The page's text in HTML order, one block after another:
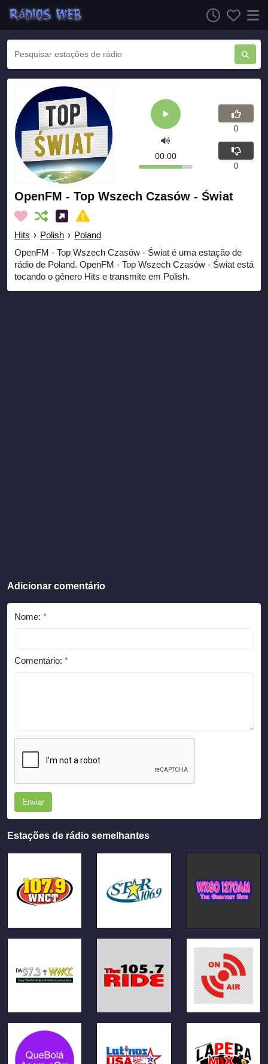
OpenFM - Top Wszech Czasów - Świat
Hits › Polish › Poland
OpenFM - Top Wszech Czasów - Świat é uma estação de
rádio de Poland. OpenFM - Top Wszech Czasów - Świat está
tocando o gênero Hits e transmite em Polish.
00:00
0
0
Adicionar comentário
Nome: *
Comentário: *
Enviar
Estações de rádio semelhantes